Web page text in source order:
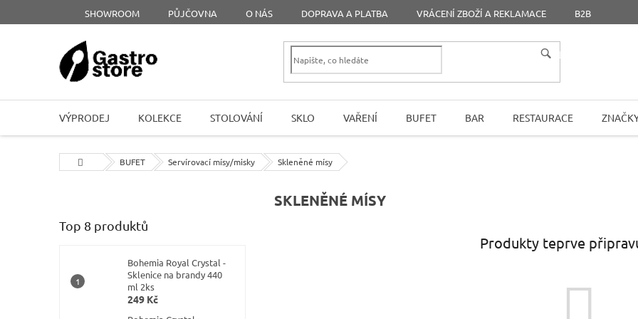
SHOWROOM PŮJČOVNA O NÁS DOPRAVA A PLATBA VRÁCENÍ ZBOŽÍ A REKLAMACE B2B
HLEDAT
VÝPRODEJ KOLEKCE STOLOVÁNÍ SKLO VAŘENÍ BUFET BAR RESTAURACE
Domů BUFET Servírovací mísy/misky Skleněné mísy
s
Top 8 produktů
Bohemia Royal Crystal -
Sklenice na brandy 440
ml 2ks
249 Kč
SKLENĚNÉ MÍSY
Produkty teprve